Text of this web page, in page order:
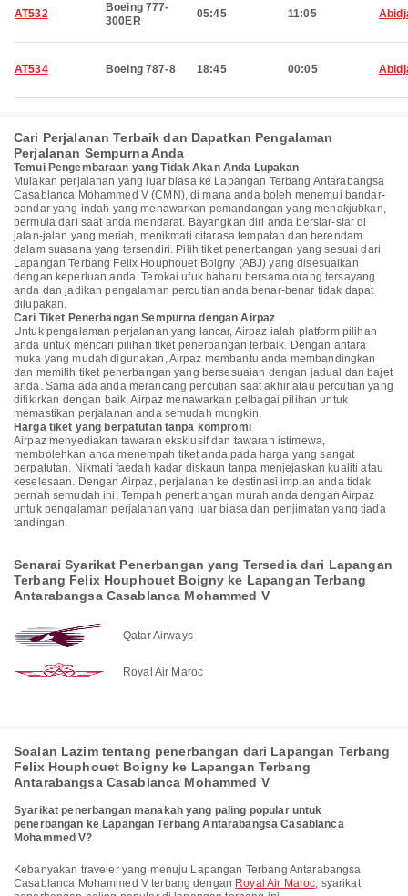
AT532
Boeing 777-
300ER
05:45 11:05
AT534 Boeing 787-8 18:45 00:05
Cari Perjalanan Terbaik dan Dapatkan Pengalaman
Perjalanan Sempurna Anda
Temui Pengembaraan yang Tidak Akan Anda Lupakan
Mulakan perjalanan yang luar biasa ke Lapangan Terbang Antarabangsa
Casablanca Mohammed V (CMN), di mana anda boleh menemui bandar-
bandar yang indah yang menawarkan pemandangan yang menakjubkan,
bermula dari saat anda mendarat. Bayangkan diri anda bersiar-siar di
jalan-jalan yang meriah, menikmati citarasa tempatan dan berendam
dalam suasana yang tersendiri. Pilih tiket penerbangan yang sesuai dari
Lapangan Terbang Felix Houphouet Boigny (ABJ) yang disesuaikan
dengan keperluan anda. Terokai ufuk baharu bersama orang tersayang
anda dan jadikan pengalaman percutian anda benar-benar tidak dapat
dilupakan.
Cari Tiket Penerbangan Sempurna dengan Airpaz
Untuk pengalaman perjalanan yang lancar, Airpaz ialah platform pilihan
anda untuk mencari pilihan tiket penerbangan terbaik. Dengan antara
muka yang mudah digunakan, Airpaz membantu anda membandingkan
dan memilih tiket penerbangan yang bersesuaian dengan jadual dan bajet
anda. Sama ada anda merancang percutian saat akhir atau percutian yang
difikirkan dengan baik, Airpaz menawarkan pelbagai pilihan untuk
memastikan perjalanan anda semudah mungkin.
Harga tiket yang berpatutan tanpa kompromi
Airpaz menyediakan tawaran eksklusif dan tawaran istimewa,
membolehkan anda menempah tiket anda pada harga yang sangat
berpatutan. Nikmati faedah kadar diskaun tanpa menjejaskan kualiti atau
keselesaan. Dengan Airpaz, perjalanan ke destinasi impian anda tidak
pernah semudah ini. Tempah penerbangan murah anda dengan Airpaz
untuk pengalaman perjalanan yang luar biasa dan penjimatan yang tiada
tandingan.
Senarai Syarikat Penerbangan yang Tersedia dari Lapangan
Terbang Felix Houphouet Boigny ke Lapangan Terbang
Antarabangsa Casablanca Mohammed V
Qatar Airways
Royal Air Maroc
Soalan Lazim tentang penerbangan dari Lapangan Terbang
Felix Houphouet Boigny ke Lapangan Terbang
Antarabangsa Casablanca Mohammed V
Syarikat penerbangan manakah yang paling popular untuk
penerbangan ke Lapangan Terbang Antarabangsa Casablanca
Mohammed V?
Kebanyakan traveler yang menuju Lapangan Terbang Antarabangsa
Casablanca Mohammed V terbang dengan Royal Air Maroc, syarikat